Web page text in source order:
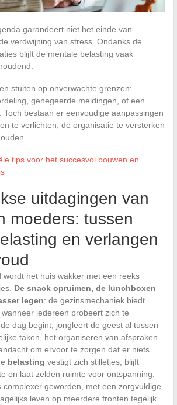
garandeert niet het einde van
verdwijning van stress. Ondanks de
blijft de mentale belasting vaak
stuiten op onverwachte grenzen:
genegeerde meldingen, of een
Toch bestaan er eenvoudige aanpassingen
te verlichten, de organisatie te versterken
tips voor het succesvol bouwen en
uitdagingen van
moeders: tussen
en verlangen
wordt het huis wakker met een reeks
De snack opruimen, de lunchboxen
legen: de gezinsmechaniek biedt
iedereen probeert zich te
dag begint, jongleert de geest al tussen
taken, het organiseren van afspraken
om ervoor te zorgen dat er niets
belasting vestigt zich stilletjes, blijft
en laat zelden ruimte voor ontspanning.
geworden, met een zorgvuldige
leven op meerdere fronten tegelijk